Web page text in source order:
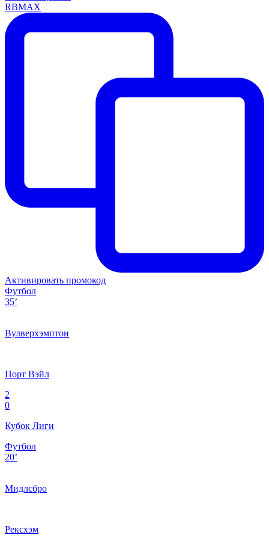
RBMAX
Активировать промокод
Футбол
35’
Вулверхэмптон
Порт Вэйл
2
0
Кубок Лиги
Футбол
20’
Мидлсбро
Рексхэм